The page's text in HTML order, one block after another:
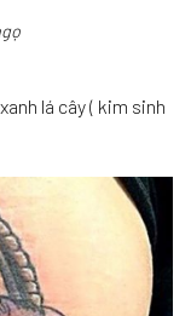
lá cây ( kim sinh